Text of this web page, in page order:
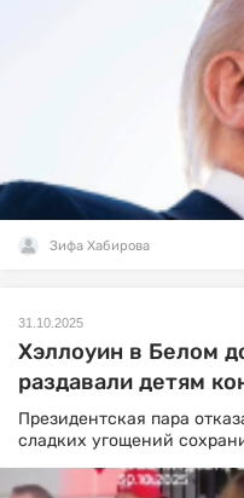
Зифа Хабирова
31.10.2025
Хэллоуин в Белом
раздавали детям
Президентская пара
сладких угощений